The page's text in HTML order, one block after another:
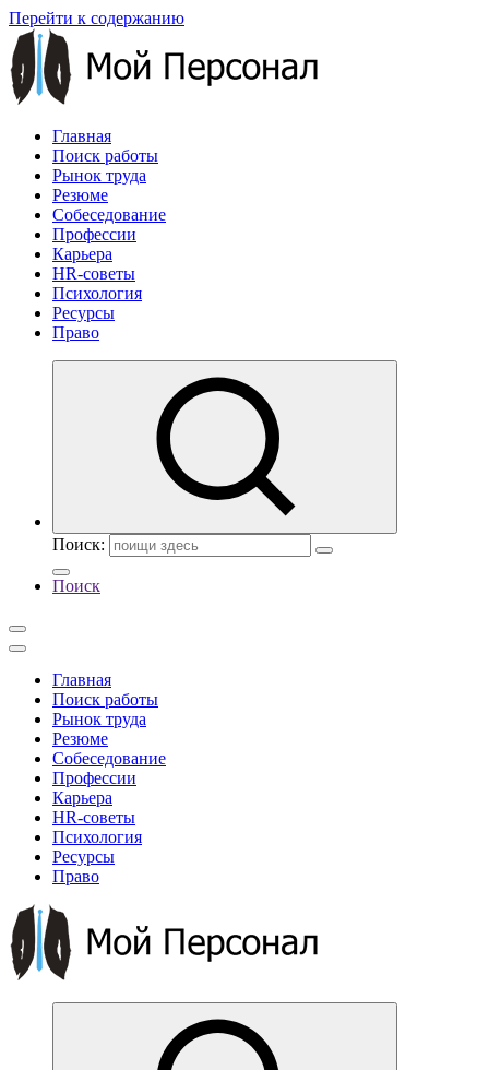
Перейти к содержанию
Главная
Поиск работы
Рынок труда
Резюме
Собеседование
Профессии
Карьера
HR-советы
Психология
Ресурсы
Право
Поиск:
Поиск
Главная
Поиск работы
Рынок труда
Резюме
Собеседование
Профессии
Карьера
HR-советы
Психология
Ресурсы
Право